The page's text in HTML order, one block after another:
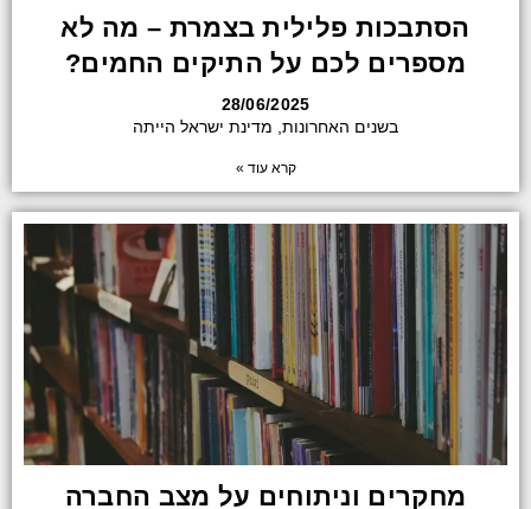
הסתבכות פלילית בצמרת – מה לא
מספרים לכם על התיקים החמים?
28/06/2025
בשנים האחרונות, מדינת ישראל הייתה
קרא עוד »
מחקרים וניתוחים על מצב החברה